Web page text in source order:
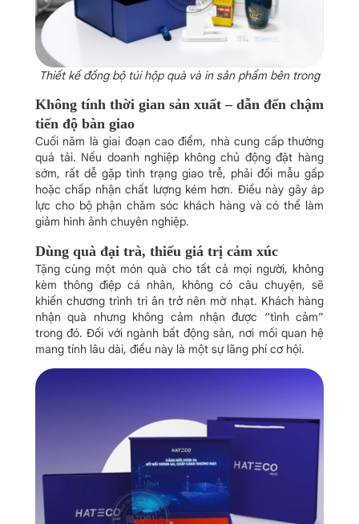
Thiết kế đồng bộ túi hộp quà và in sản phẩm bên trong
Không tính thời gian sản xuất – dẫn đến chậm
tiến độ bàn giao
Cuối năm là giai đoạn cao điểm, nhà cung cấp thường
quá tải. Nếu doanh nghiệp không chủ động đặt hàng
sớm, rất dễ gặp tình trạng giao trễ, phải đổi mẫu gấp
hoặc chấp nhận chất lượng kém hơn. Điều này gây áp
lực cho bộ phận chăm sóc khách hàng và có thể làm
giảm hình ảnh chuyên nghiệp.
Dùng quà đại trà, thiếu giá trị cảm xúc
Tặng cùng một món quà cho tất cả mọi người, không
kèm thông điệp cá nhân, không có câu chuyện, sẽ
khiến chương trình tri ân trở nên mờ nhạt. Khách hàng
nhận quà nhưng không cảm nhận được “tình cảm”
trong đó. Đối với ngành bất động sản, nơi mối quan hệ
mang tính lâu dài, điều này là một sự lãng phí cơ hội.